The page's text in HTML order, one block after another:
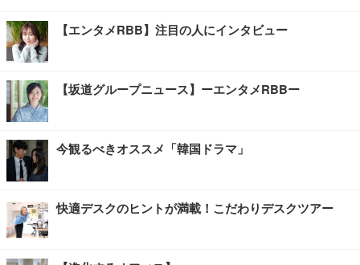
【エンタメRBB】注目の人にインタビュー
【坂道グループニュース】ーエンタメRBBー
今観るべきオススメ「韓国ドラマ」
快適デスクのヒントが満載！こだわりデスクツアー